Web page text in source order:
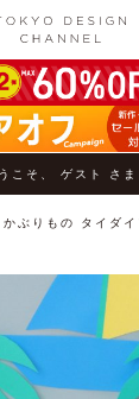
こそ、 ゲスト さま
ぶりもの タイダイ